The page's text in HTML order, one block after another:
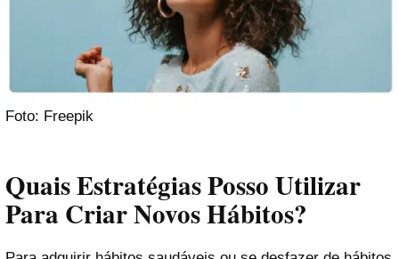
Foto: Freepik
Quais Estratégias Posso Utilizar
Para Criar Novos Hábitos?